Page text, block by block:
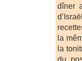
dîner
la
la
du